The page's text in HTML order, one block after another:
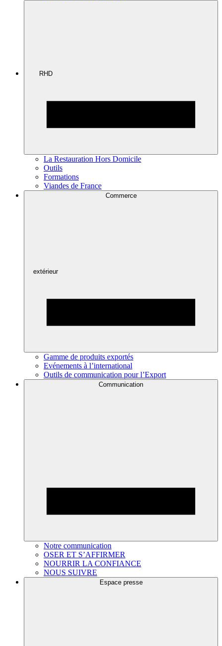
RHD
La Restauration Hors Domicile
Outils
Formations
Viandes de France
Commerce
extérieur
Gamme de produits exportés
Evénements à l’international
Outils de communication pour l’Export
Communication
Notre communication
OSER ET S’AFFIRMER
NOURRIR LA CONFIANCE
NOUS SUIVRE
Espace presse